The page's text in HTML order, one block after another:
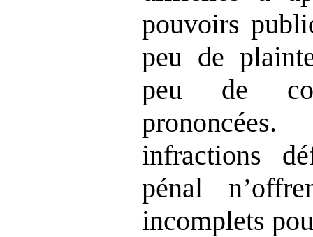
pouvoirs
peu de
peu de
infractions
pénal
incomplets